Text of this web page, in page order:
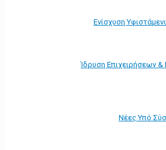
Ενίσχυση
Ίδρυση Επιχειρήσεων
Νέες Υπό